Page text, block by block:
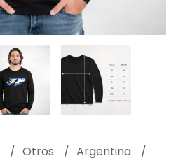
Otros
Argentina